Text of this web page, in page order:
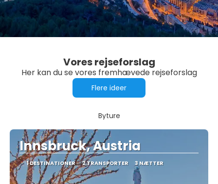
Vores rejseforslag
Her kan du se vores fremhævede rejseforslag
Flere ideer
Byture
Innsbruck, Austria
1 DESTINATIONER 2 TRANSPORTER 3 NÆTTER